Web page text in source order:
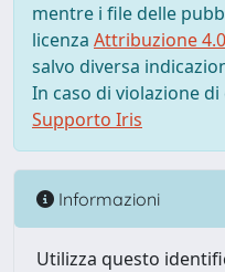
mentre i file delle
licenza Attribuzione
salvo diversa
In caso di violazione
Supporto Iris
Informazioni
Utilizza questo